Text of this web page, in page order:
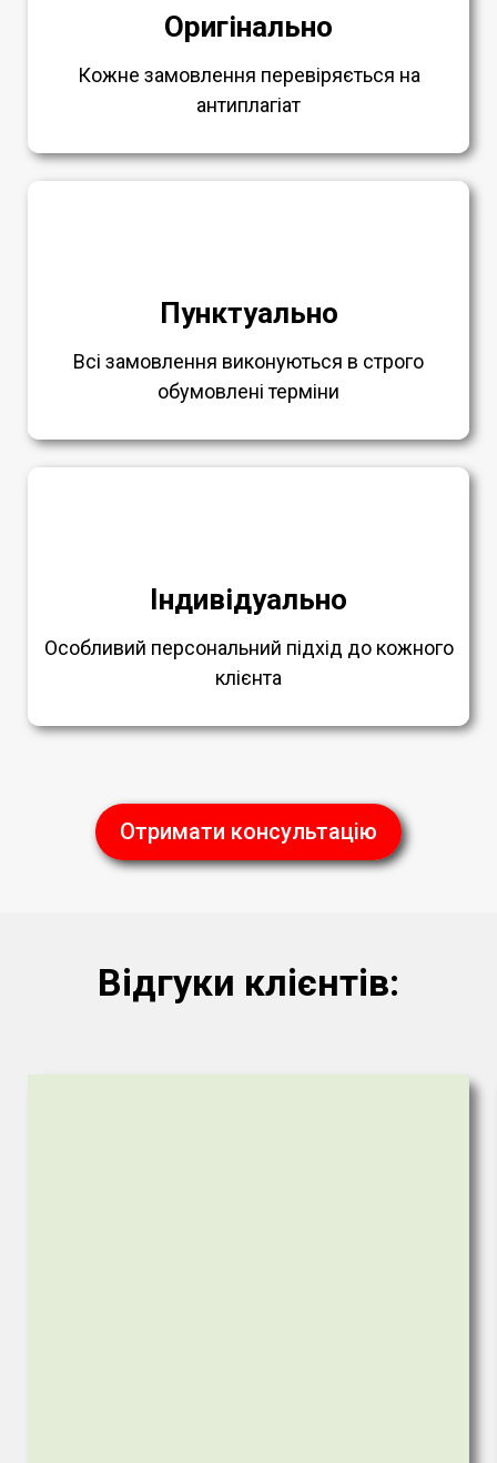
Оригінально
Кожне замовлення перевіряється на
антиплагіат
Пунктуально
Всі замовлення виконуються в строго
обумовлені терміни
Індивідуально
Особливий персональний підхід до кожного
клієнта
Отримати консультацію
Відгуки клієнтів: